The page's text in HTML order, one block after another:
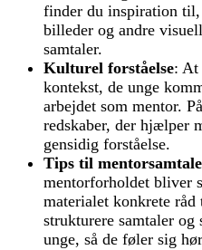
finder du inspiration
billeder og andre
samtaler.
Kulturel forståelse: At
kontekst, de unge
arbejdet som mentor.
redskaber, der hjælper
gensidig forståelse.
Tips til
mentorforholdet bliver
materialet konkrete
strukturere samtaler
unge, så de føler sig